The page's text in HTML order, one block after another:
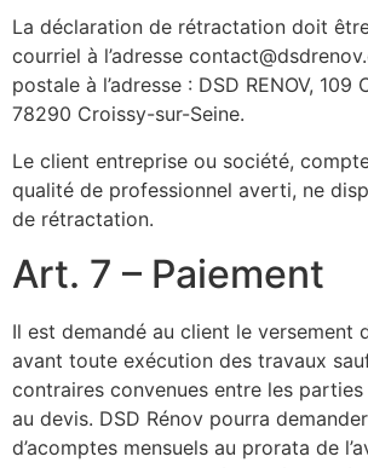
La déclaration de rétractation doit
courriel à l’adresse
postale à l’adresse : DSD RENOV, 109
78290 Croissy-sur-Seine.
Le client entreprise ou société,
qualité de professionnel averti, ne
de rétractation.
Art. 7 – Paiement
Il est demandé au client le versement
avant toute exécution des travaux
contraires convenues entre les
au devis. DSD Rénov pourra
d’acomptes mensuels au prorata de